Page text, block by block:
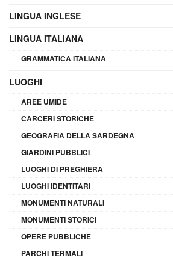
LINGUA INGLESE
LINGUA ITALIANA
GRAMMATICA ITALIANA
LUOGHI
AREE UMIDE
CARCERI STORICHE
GEOGRAFIA DELLA SARDEGNA
GIARDINI PUBBLICI
LUOGHI DI PREGHIERA
LUOGHI IDENTITARI
MONUMENTI NATURALI
MONUMENTI STORICI
OPERE PUBBLICHE
PARCHI TERMALI